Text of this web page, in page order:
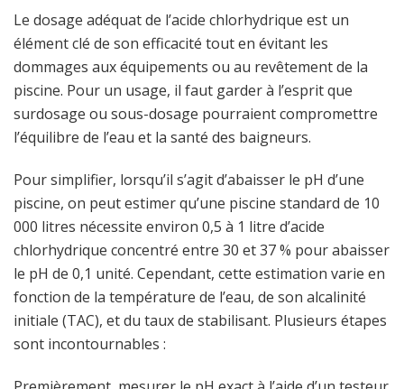
Le dosage adéquat de l’acide chlorhydrique est un
élément clé de son efficacité tout en évitant les
dommages aux équipements ou au revêtement de la
piscine. Pour un usage, il faut garder à l’esprit que
surdosage ou sous-dosage pourraient compromettre
l’équilibre de l’eau et la santé des baigneurs.
Pour simplifier, lorsqu’il s’agit d’abaisser le pH d’une
piscine, on peut estimer qu’une piscine standard de 10
000 litres nécessite environ 0,5 à 1 litre d’acide
chlorhydrique concentré entre 30 et 37 % pour abaisser
le pH de 0,1 unité. Cependant, cette estimation varie en
fonction de la température de l’eau, de son alcalinité
initiale (TAC), et du taux de stabilisant. Plusieurs étapes
sont incontournables :